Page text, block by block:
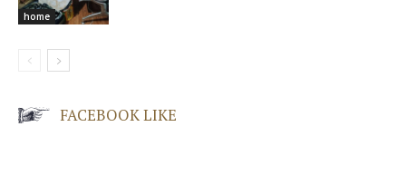
home
FACEBOOK LIKE